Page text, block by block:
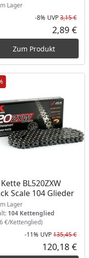
Lager
-8% UVP3,15 €
2,89 €
Zum Produkt
Preis
Kette BL520ZXW
Scale 104 Glieder
am Lager
Lager
104 Kettenglied
€/Kettenglied)
-11% UVP135,45 €
120,18 €